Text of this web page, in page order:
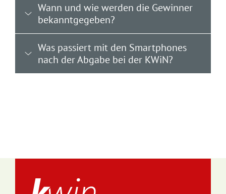
Wann und wie werden die Gewinner
bekanntgegeben?
Was passiert mit den Smartphones
nach der Abgabe bei der KWiN?